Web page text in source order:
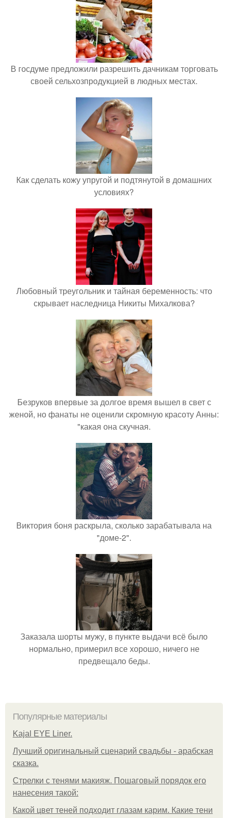
В госдуме предложили разрешить дачникам торговать
своей сельхозпродукцией в людных местах.
Как сделать кожу упругой и подтянутой в домашних
условиях?
Любовный треугольник и тайная беременность: что
скрывает наследница Никиты Михалкова?
Безруков впервые за долгое время вышел в свет с
женой, но фанаты не оценили скромную красоту Анны:
"какая она скучная.
Виктория боня раскрыла, сколько зарабатывала на
"доме-2".
Заказала шорты мужу, в пункте выдачи всё было
нормально, примерил все хорошо, ничего не
предвещало беды.
Популярные материалы
Kajal EYE Liner.
Лучший оригинальный сценарий свадьбы - арабская
сказка.
Стрелки с тенями макияж. Пошаговый порядок его
нанесения такой:
Какой цвет теней подходит глазам карим. Какие тени